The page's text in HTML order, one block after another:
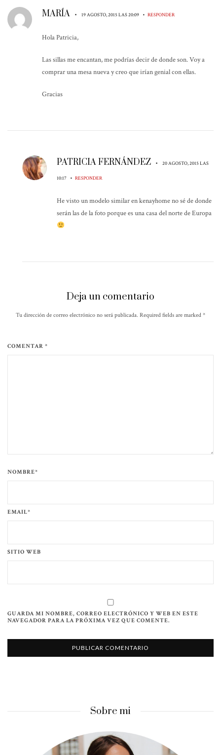
MARÍA • 19 AGOSTO, 2015 LAS 20:09 • RESPONDER
Hola Patricia,
Las sillas me encantan, me podrías decir de donde son. Voy a
comprar una mesa nueva y creo que irían genial con ellas.
Gracias
PATRICIA FERNÁNDEZ • 20 AGOSTO, 2015 LAS
10:17 • RESPONDER
He visto un modelo similar en kenayhome no sé de donde
serán las de la foto porque es una casa del norte de Europa
Deja un comentario
Tu dirección de correo electrónico no será publicada. Required fields are marked *
COMENTAR *
NOMBRE*
EMAIL*
SITIO WEB
GUARDA MI NOMBRE, CORREO ELECTRÓNICO Y WEB EN ESTE
NAVEGADOR PARA LA PRÓXIMA VEZ QUE COMENTE.
Sobre mi